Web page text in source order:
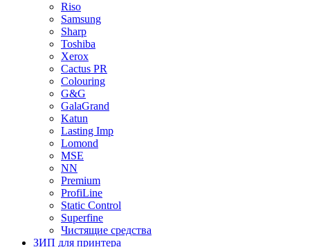
Riso
Samsung
Sharp
Toshiba
Xerox
Cactus PR
Colouring
G&G
GalaGrand
Katun
Lasting Imp
Lomond
MSE
NN
Premium
ProfiLine
Static Control
Superfine
Чистящие средства
ЗИП для принтера